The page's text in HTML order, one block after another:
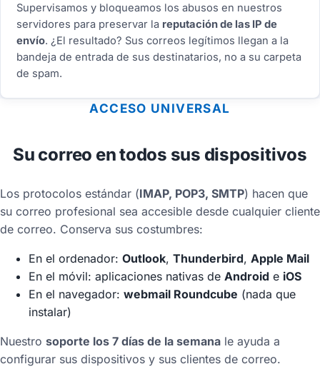
Supervisamos y bloqueamos los abusos en nuestros
servidores para preservar la reputación de las IP de
envío. ¿El resultado? Sus correos legítimos llegan a la
bandeja de entrada de sus destinatarios, no a su carpeta
de spam.
ACCESO UNIVERSAL
Su correo en todos sus dispositivos
Los protocolos estándar (IMAP, POP3, SMTP) hacen que
su correo profesional sea accesible desde cualquier cliente
de correo. Conserva sus costumbres:
En el ordenador: Outlook, Thunderbird, Apple Mail
En el móvil: aplicaciones nativas de Android e iOS
En el navegador: webmail Roundcube (nada que
instalar)
Nuestro soporte los 7 días de la semana le ayuda a
configurar sus dispositivos y sus clientes de correo.